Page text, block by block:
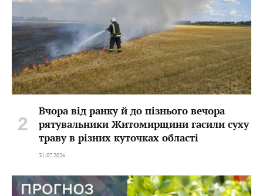
Вчора від ранку й до пізнього вечора
рятувальники Житомирщини гасили суху
траву в різних куточках області
31.07.2026